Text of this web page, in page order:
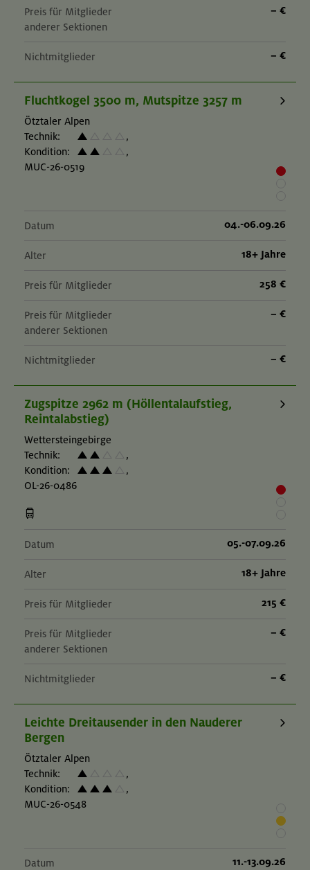
Preis für Mitglieder
anderer Sektionen
– €
Nichtmitglieder – €
Fluchtkogel 3500 m, Mutspitze 3257 m
Ötztaler Alpen
Technik:
,
Kondition:
,
MUC-26-0519
Datum 04.-06.09.26
Alter 18+ Jahre
Preis für Mitglieder 258 €
Preis für Mitglieder
anderer Sektionen
– €
Nichtmitglieder – €
Zugspitze 2962 m (Höllentalaufstieg,
Reintalabstieg)
Wettersteingebirge
Technik:
,
Kondition:
,
OL-26-0486
Datum 05.-07.09.26
Alter 18+ Jahre
Preis für Mitglieder 215 €
Preis für Mitglieder
anderer Sektionen
– €
Nichtmitglieder – €
Leichte Dreitausender in den Nauderer
Bergen
Ötztaler Alpen
Technik:
,
Kondition:
,
MUC-26-0548
Datum 11.-13.09.26